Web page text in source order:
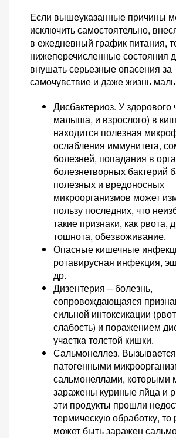
Если вышеуказанные причины
исключить самостоятельно,
в ежедневный график питания,
нижеперечисленные состояния
внушать серьезные опасения за
самочувствие и даже жизнь
Дисбактериоз. У здорового
малыша, и взрослого) в
находится полезная
ослабления иммунитета,
болезней, попадания в
болезнетворных бактерий
полезных и вредоносных
микроорганизмов может
пользу последних, что
такие признаки, как рвота,
тошнота, обезвоживание.
Опасные кишечные
ротавирусная инфекция,
др.
Дизентерия – болезнь,
сопровождающаяся
сильной интоксикации
слабость) и поражением
участка толстой кишки.
Сальмонеллез. Вызывается
патогенными
сальмонеллами, которыми
заражены куриные яйца и
эти продукты прошли
термическую обработку, то
может быть заражен